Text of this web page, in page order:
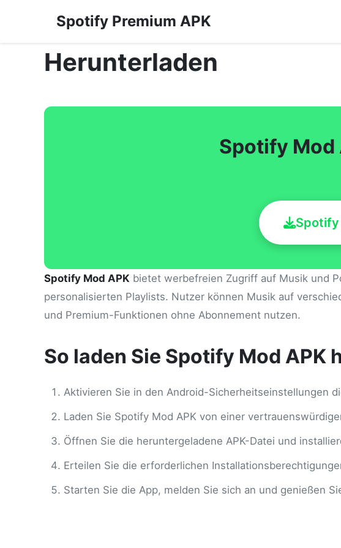
Spotify Premium APK
Herunterladen
Spotify
Spotify
Spotify Mod APK bietet werbefreien Zugriff auf Musik und
personalisierten Playlists. Nutzer können Musik auf
und Premium-Funktionen ohne Abonnement nutzen.
So laden Sie Spotify Mod
Aktivieren Sie in den Android-Sicherheitseinstellungen
Laden Sie Spotify Mod APK von einer
Öffnen Sie die heruntergeladene APK-Datei und
Erteilen Sie die erforderlichen
Starten Sie die App, melden Sie sich an und genießen